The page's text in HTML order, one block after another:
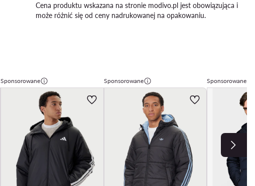
Cena produktu wskazana na stronie modivo.pl jest obowiązująca i
może różnić się od ceny nadrukowanej na opakowaniu.
Sponsorowane Sponsorowane Sponsorowane